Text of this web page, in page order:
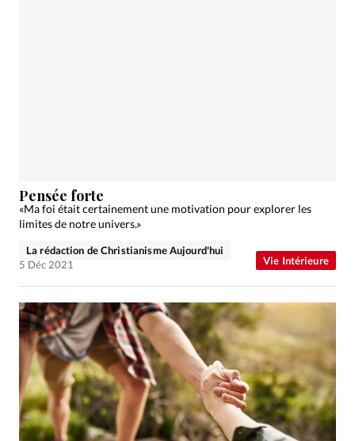
Vie Intérieure
Pensée forte
«Ma foi était certainement une motivation pour explorer les
limites de notre univers.»
La rédaction de Christianisme Aujourd'hui
5 Déc 2021